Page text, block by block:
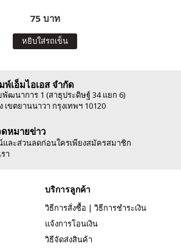
75 บาท
หยิบใส่รถเข็น
เอ็มไอเอส จำกัด
พัฒนาการ 1 (สาธุประดิษฐ์ 34 แยก 6)
เขตยานนาวา กรุงเทพฯ 10120
หมายข่าว
ละส่วนลดก่อนใครเพียงสมัครสมาชิก
า
บริการลูกค้า
วิธีการสั่งซื้อ | วิธีการชำระเงิน
แจ้งการโอนเงิน
วิธีจัดส่งสินค้า